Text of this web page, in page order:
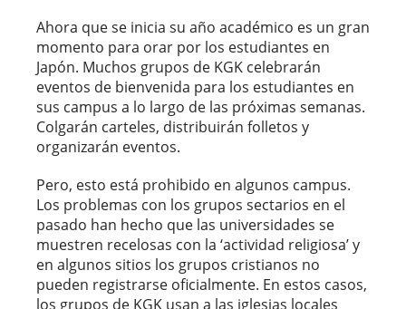
Ahora que se inicia su año académico es un gran
momento para orar por los estudiantes en
Japón. Muchos grupos de KGK celebrarán
eventos de bienvenida para los estudiantes en
sus campus a lo largo de las próximas semanas.
Colgarán carteles, distribuirán folletos y
organizarán eventos.
Pero, esto está prohibido en algunos campus.
Los problemas con los grupos sectarios en el
pasado han hecho que las universidades se
muestren recelosas con la ‘actividad religiosa’ y
en algunos sitios los grupos cristianos no
pueden registrarse oficialmente. En estos casos,
los grupos de KGK usan a las iglesias locales